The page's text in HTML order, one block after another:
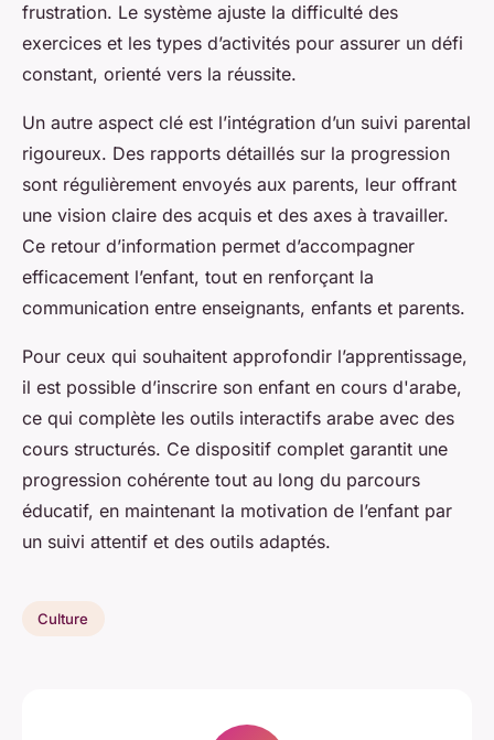
frustration. Le système ajuste la difficulté des
exercices et les types d’activités pour assurer un défi
constant, orienté vers la réussite.
Un autre aspect clé est l’intégration d’un suivi parental
rigoureux. Des rapports détaillés sur la progression
sont régulièrement envoyés aux parents, leur offrant
une vision claire des acquis et des axes à travailler.
Ce retour d’information permet d’accompagner
efficacement l’enfant, tout en renforçant la
communication entre enseignants, enfants et parents.
Pour ceux qui souhaitent approfondir l’apprentissage,
il est possible d’inscrire son enfant en cours d'arabe,
ce qui complète les outils interactifs arabe avec des
cours structurés. Ce dispositif complet garantit une
progression cohérente tout au long du parcours
éducatif, en maintenant la motivation de l’enfant par
un suivi attentif et des outils adaptés.
Culture